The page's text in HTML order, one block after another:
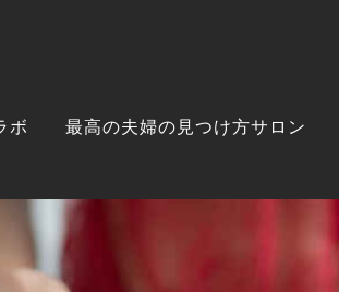
ボ 最高の夫婦の見つけ方サロン